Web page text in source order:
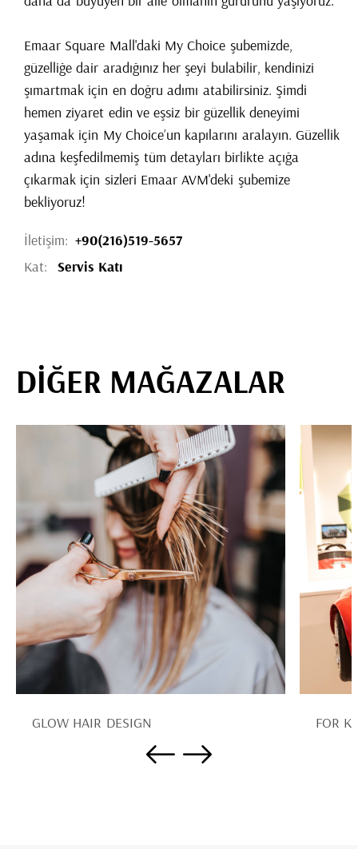
Emaar Square Mall'daki My Choice şubemizde,
güzelliğe dair aradığınız her şeyi bulabilir, kendinizi
şımartmak için en doğru adımı atabilirsiniz. Şimdi
hemen ziyaret edin ve eşsiz bir güzellik deneyimi
yaşamak için My Choice’un kapılarını aralayın. Güzellik
adına keşfedilmemiş tüm detayları birlikte açığa
çıkarmak için sizleri Emaar AVM'deki şubemize
bekliyoruz!
İletişim: +90(216)519-5657
Kat:
Servis Katı
DİĞER MAĞAZALAR
GLOW HAIR DESIGN FOR